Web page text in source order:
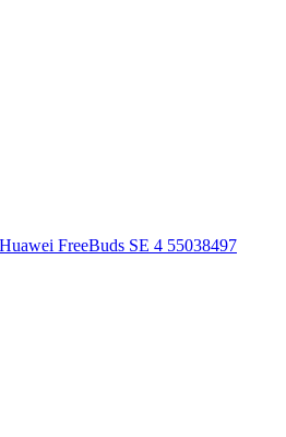
FreeBuds SE 4 55038497